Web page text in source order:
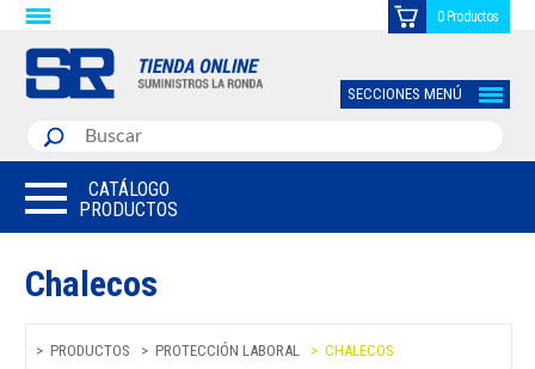
0 Productos
SECCIONES MENÚ
CATÁLOGO
PRODUCTOS
Chalecos
PRODUCTOS PROTECCIÓN LABORAL CHALECOS